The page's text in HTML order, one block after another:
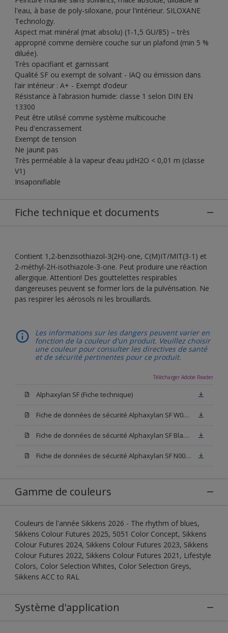
l'eau, à base de poly-siloxane, pour l'intérieur. SILOXANE
Technology.
Aspect mat minéral (mat absolu) (1-1,5 GU/85) – très
approprié comme dernière couche sur un plafond (min 5 %
diluée).
Très opacifiant et garnissant
Qualité SF ou exempt de solvant - IAQ ou émission dans
l’air intérieur : A+ - Exempt d’odeur
Résistance à l’abrasion humide: classe 1 selon DIN EN
13300
Peut être utilisé comme système multicouche
Peu d'encrassement
Exempt de tension
Ne jaunit pas
Très perméable à la vapeur d’eau µdH2O < 0,01 m (classe
V1)
Insaponifiable
Fiche technique et documents
Contient 1,2-benzisothiazol-3(2H)-one, C(M)IT/MIT(3-1) et
2-méthyl-2H-isothiazole-3-one. Peut produire une réaction
allergique. Attention! Des gouttelettes respirables
dangereuses peuvent se former lors de la pulvérisation. Ne
pas respirer les aérosols ni les brouillards.
Les informations sur les dangers peuvent varier en
fonction de la couleur d'un produit. Veuillez choisir
une couleur pour consulter les directives de santé
et de sécurité pertinentes pour ce produit.
Télécharger Adobe Reader
Alphaxylan SF (Fiche technique)
Fiche de données de sécurité Alphaxylan SF W05 (SDS)
Fiche de données de sécurité Alphaxylan SF Blanc (SDS)
Fiche de données de sécurité Alphaxylan SF N00 (SDS)
Gamme de couleurs
Couleurs de l'année Sikkens 2026 - The rhythm of blues,
Sikkens Colour Futures 2025, 5051 Color Concept, Sikkens
Colour Futures 2024, Sikkens Colour Futures 2023, Sikkens
Colour Futures 2022, Sikkens Colour Futures 2021, Lifestyle
Colors, Color Selection Whites, Color Selection Greys,
Sikkens ACC to RAL
Système d'application